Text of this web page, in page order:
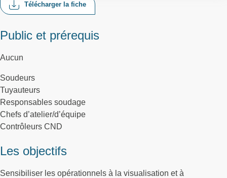
Télécharger la fiche
Public et prérequis
Aucun
Soudeurs
Tuyauteurs
Responsables soudage
Chefs d’atelier/d’équipe
Contrôleurs CND
Les objectifs
Sensibiliser les opérationnels à la visualisation et à